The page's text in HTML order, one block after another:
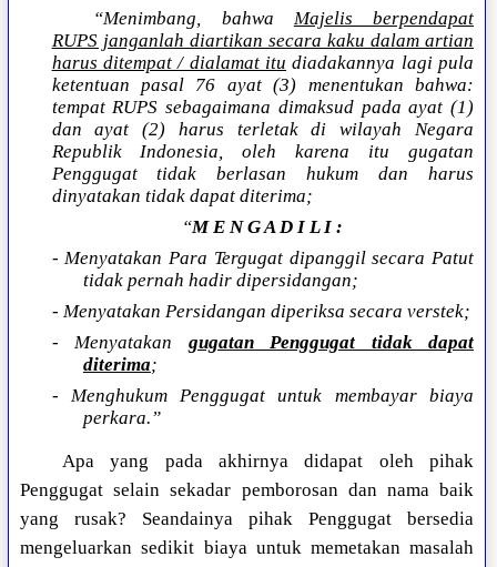
“Menimbang, bahwa Majelis berpendapat
RUPS janganlah diartikan secara kaku dalam artian
harus ditempat / dialamat itu diadakannya lagi pula
ketentuan pasal 76 ayat (3) menentukan bahwa:
tempat RUPS sebagaimana dimaksud pada ayat (1)
dan ayat (2) harus terletak di wilayah Negara
Republik Indonesia, oleh karena itu gugatan
Penggugat tidak berlasan hukum dan harus
dinyatakan tidak dapat diterima;
“M E N G A D I L I :
- Menyatakan Para Tergugat dipanggil secara Patut
tidak pernah hadir dipersidangan;
- Menyatakan Persidangan diperiksa secara verstek;
- Menyatakan gugatan Penggugat tidak dapat
diterima;
- Menghukum Penggugat untuk membayar biaya
perkara.”
Apa yang pada akhirnya didapat oleh pihak
Penggugat selain sekadar pemborosan dan nama baik
yang rusak? Seandainya pihak Penggugat bersedia
mengeluarkan sedikit biaya untuk memetakan masalah